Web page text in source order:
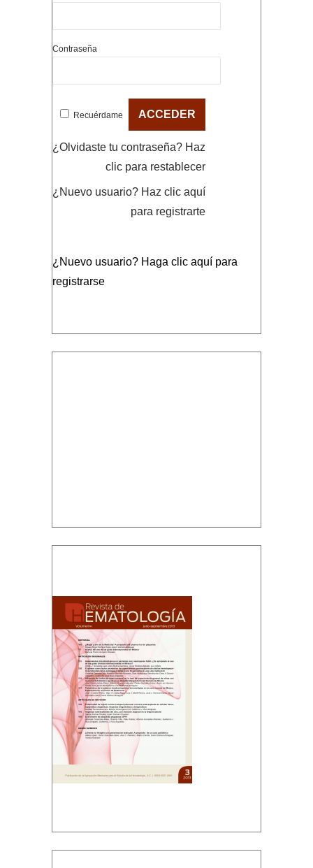
Contraseña
Recuérdame
¿Olvidaste tu contraseña? Haz
clic para restablecer
¿Nuevo usuario? Haz clic aquí
para registrarte
¿Nuevo usuario? Haga clic aquí para
registrarse